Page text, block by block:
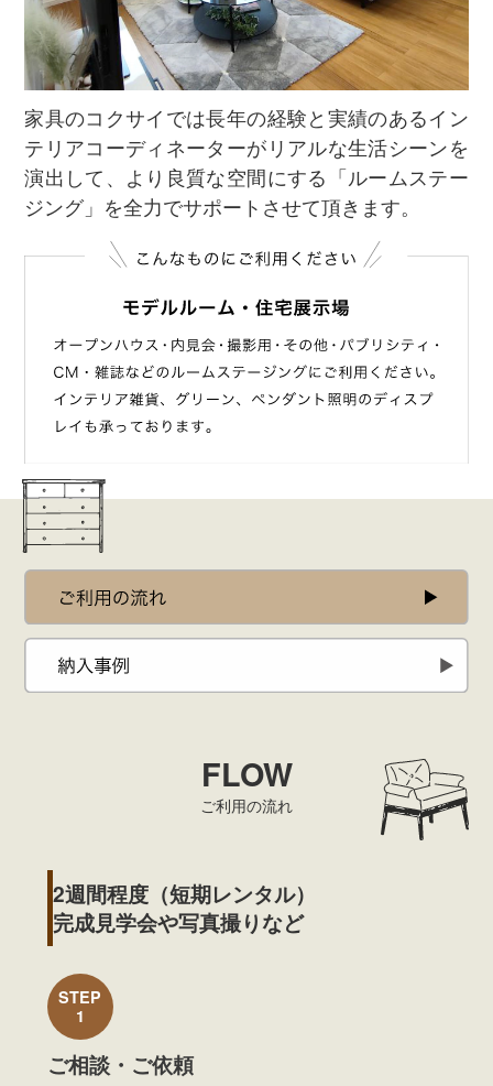
家具のコクサイでは長年の経験と実績のあるイン
テリアコーディネーターがリアルな生活シーンを
演出して、より良質な空間にする「ルームステー
ジング」を全力でサポートさせて頂きます。
FLOW
ご利用の流れ
2週間程度（短期レンタル）
完成見学会や写真撮りなど
STEP
1
ご相談・ご依頼